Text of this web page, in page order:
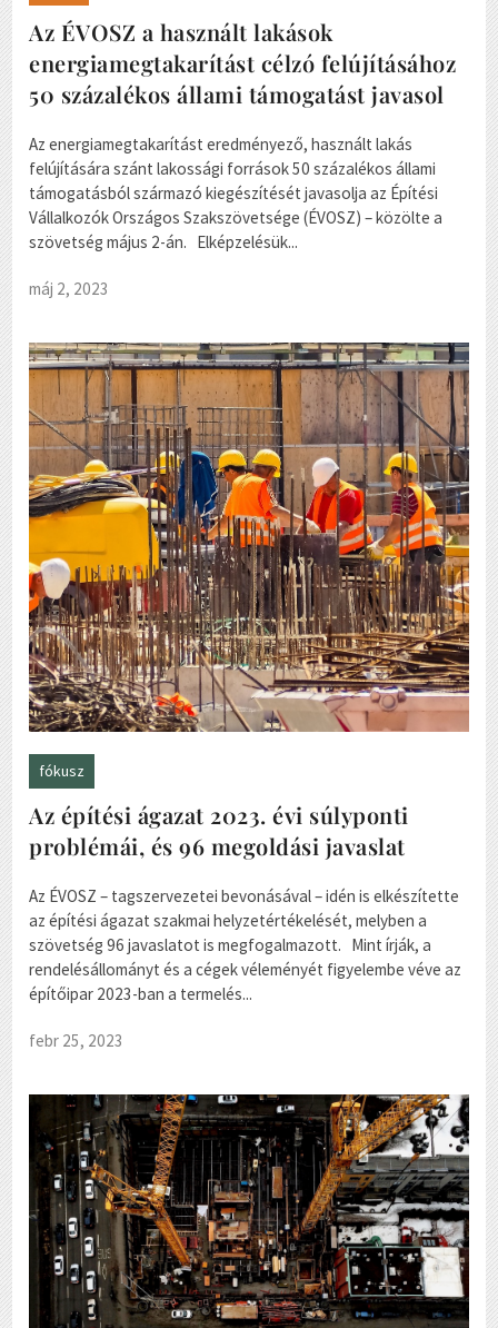
Az ÉVOSZ a használt lakások
energiamegtakarítást célzó felújításához
50 százalékos állami támogatást javasol
Az energiamegtakarítást eredményező, használt lakás
felújítására szánt lakossági források 50 százalékos állami
támogatásból származó kiegészítését javasolja az Építési
Vállalkozók Országos Szakszövetsége (ÉVOSZ) – közölte a
szövetség május 2-án. Elképzelésük...
máj 2, 2023
fókusz
Az építési ágazat 2023. évi súlyponti
problémái, és 96 megoldási javaslat
Az ÉVOSZ – tagszervezetei bevonásával – idén is elkészítette
az építési ágazat szakmai helyzetértékelését, melyben a
szövetség 96 javaslatot is megfogalmazott. Mint írják, a
rendelésállományt és a cégek véleményét figyelembe véve az
építőipar 2023-ban a termelés...
febr 25, 2023